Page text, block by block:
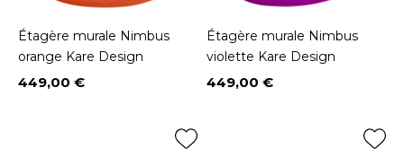
Étagère murale Nimbus
orange Kare Design
Prix
449,00 €
Étagère murale Nimbus
violette Kare Design
Prix
449,00 €